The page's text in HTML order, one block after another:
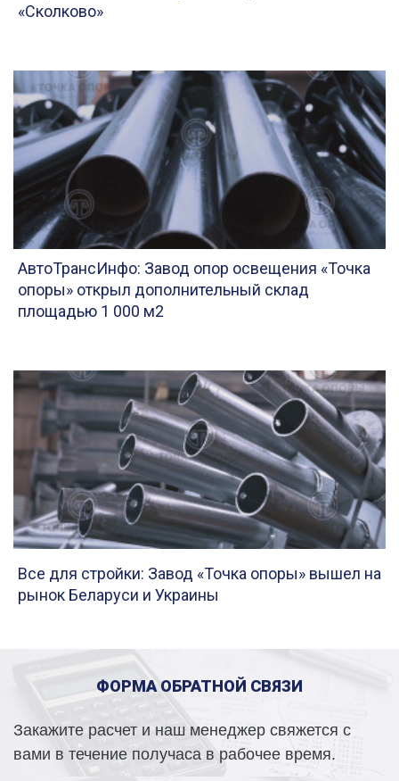
«Сколково»
АвтоТрансИнфо: Завод опор освещения «Точка
опоры» открыл дополнительный склад
площадью 1 000 м2
Все для стройки: Завод «Точка опоры» вышел на
рынок Беларуси и Украины
ФОРМА ОБРАТНОЙ СВЯЗИ
Закажите расчет и наш менеджер свяжется с
вами в течение получаса в рабочее время.